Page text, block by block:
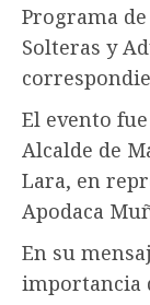
Programa
Solteras y
El evento
Alcalde de
Lara, en
Apodaca
En su
importancia